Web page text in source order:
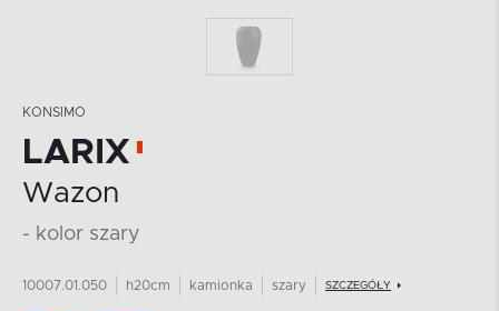
KONSIMO
LARIX
Wazon
- kolor szary
10007.01.050 h20cm kamionka szary SZCZEGÓŁY